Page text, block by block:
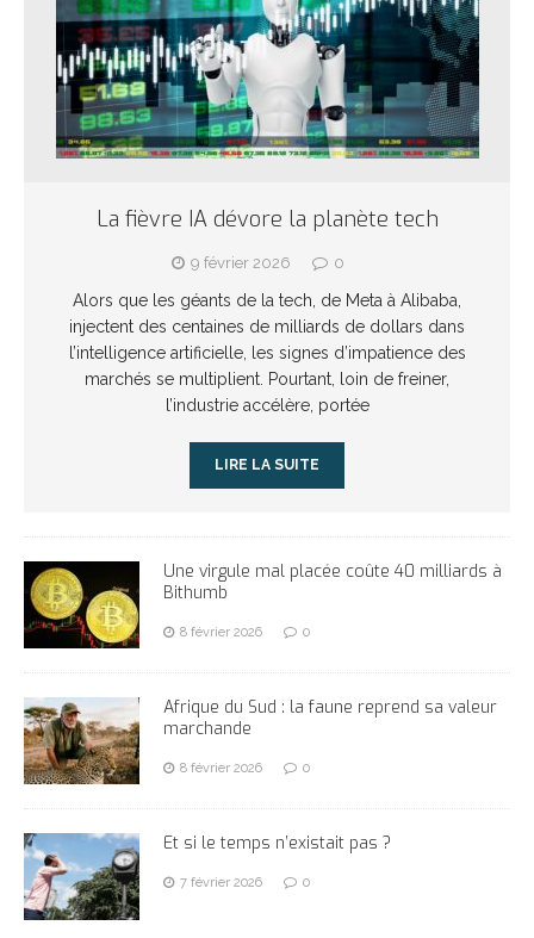
La fièvre IA dévore la planète tech
9 février 2026 0
Alors que les géants de la tech, de Meta à Alibaba,
injectent des centaines de milliards de dollars dans
l’intelligence artificielle, les signes d’impatience des
marchés se multiplient. Pourtant, loin de freiner,
l’industrie accélère, portée
LIRE LA SUITE
Une virgule mal placée coûte 40 milliards à
Bithumb
8 février 2026 0
Afrique du Sud : la faune reprend sa valeur
marchande
8 février 2026 0
Et si le temps n’existait pas ?
7 février 2026 0